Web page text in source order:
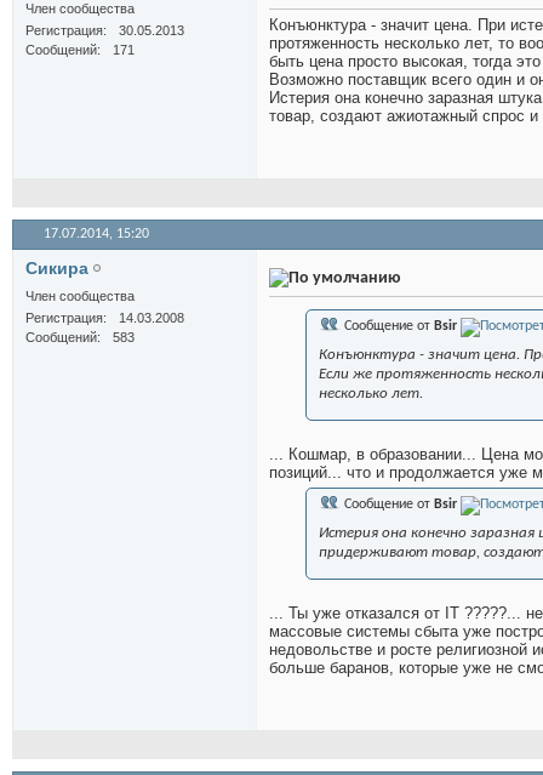
Член сообщества
Регистрация
30.05.2013
Сообщений
171
Конъюнктура - значит цена. При
протяженность несколько лет, то
быть цена просто высокая, тогда
Возможно поставщик всего один и
Истерия она конечно заразная
товар, создают ажиотажный спрос и
17.07.2014, 15:20
Сикира
Член сообщества
Регистрация
14.03.2008
Сообщений
583
Сообщение от Bsir
Конъюнктура - значит цена.
Если же протяженность
несколько лет.
... Кошмар, в образовании... Цена
позиций... что и продолжается уже
Сообщение от Bsir
Истерия она конечно
придерживают товар,
... Ты уже отказался от IT ?????...
массовые системы сбыта уже
недовольстве и росте
больше баранов, которые уже не